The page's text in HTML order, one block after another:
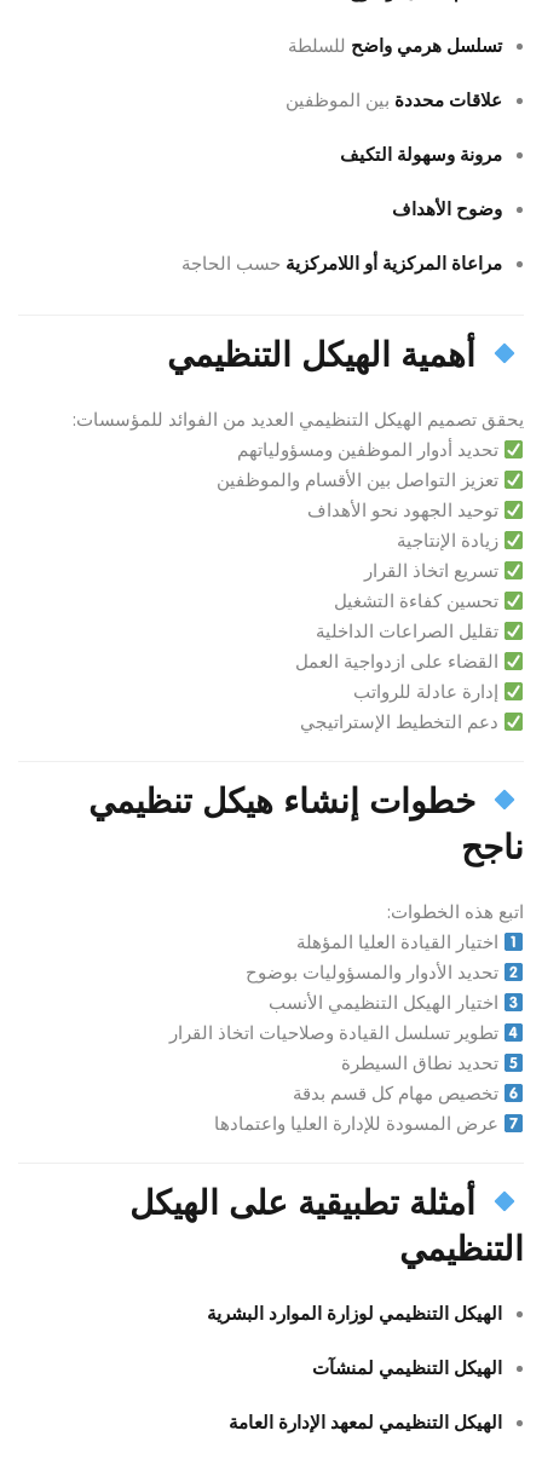
تسلسل هرمي واضح للسلطة
علاقات محددة بين الموظفين
مرونة وسهولة التكيف
وضوح الأهداف
مراعاة المركزية أو اللامركزية حسب الحاجة
أهمية الهيكل التنظيمي
يحقق تصميم الهيكل التنظيمي العديد من الفوائد للمؤسسات:
تحديد أدوار الموظفين ومسؤولياتهم
تعزيز التواصل بين الأقسام والموظفين
توحيد الجهود نحو الأهداف
زيادة الإنتاجية
تسريع اتخاذ القرار
تحسين كفاءة التشغيل
تقليل الصراعات الداخلية
القضاء على ازدواجية العمل
إدارة عادلة للرواتب
دعم التخطيط الإستراتيجي
خطوات إنشاء هيكل تنظيمي
ناجح
اتبع هذه الخطوات:
اختيار القيادة العليا المؤهلة
تحديد الأدوار والمسؤوليات بوضوح
اختيار الهيكل التنظيمي الأنسب
تطوير تسلسل القيادة وصلاحيات اتخاذ القرار
تحديد نطاق السيطرة
تخصيص مهام كل قسم بدقة
عرض المسودة للإدارة العليا واعتمادها
أمثلة تطبيقية على الهيكل
التنظيمي
الهيكل التنظيمي لوزارة الموارد البشرية
الهيكل التنظيمي لمنشآت
الهيكل التنظيمي لمعهد الإدارة العامة